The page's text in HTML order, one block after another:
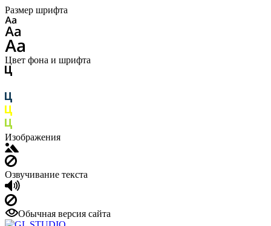
Размер шрифта
Цвет фона и шрифта
Изображения
Озвучивание текста
Обычная версия сайта